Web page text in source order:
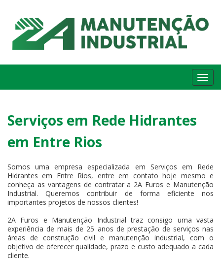
Serviços em Rede Hidrantes
em Entre Rios
Somos uma empresa especializada em Serviços em Rede
Hidrantes em Entre Rios, entre em contato hoje mesmo e
conheça as vantagens de contratar a 2A Furos e Manutenção
Industrial. Queremos contribuir de forma eficiente nos
importantes projetos de nossos clientes!
2A Furos e Manutenção Industrial traz consigo uma vasta
experiência de mais de 25 anos de prestação de serviços nas
áreas de construção civil e manutenção industrial, com o
objetivo de oferecer qualidade, prazo e custo adequado a cada
cliente.